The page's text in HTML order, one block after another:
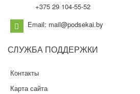
+375 29 104-55-52
Email: mail@podsekai.by
СЛУЖБА ПОДДЕРЖКИ
Контакты
Карта сайта